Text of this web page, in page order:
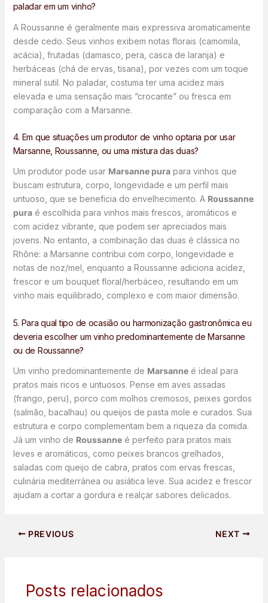
paladar em um vinho?
A Roussanne é geralmente mais expressiva aromaticamente
desde cedo. Seus vinhos exibem notas florais (camomila,
acácia), frutadas (damasco, pera, casca de laranja) e
herbáceas (chá de ervas, tisana), por vezes com um toque
mineral sutil. No paladar, costuma ter uma acidez mais
elevada e uma sensação mais “crocante” ou fresca em
comparação com a Marsanne.
4. Em que situações um produtor de vinho optaria por usar
Marsanne, Roussanne, ou uma mistura das duas?
Um produtor pode usar Marsanne purapara vinhos que
buscam estrutura, corpo, longevidade e um perfil mais
untuoso, que se beneficia do envelhecimento. A Roussanne
puraé escolhida para vinhos mais frescos, aromáticos e
com acidez vibrante, que podem ser apreciados mais
jovens. No entanto, a combinação das duas é clássica no
Rhône: a Marsanne contribui com corpo, longevidade e
notas de noz/mel, enquanto a Roussanne adiciona acidez,
frescor e um bouquet floral/herbáceo, resultando em um
vinho mais equilibrado, complexo e com maior dimensão.
5. Para qual tipo de ocasião ou harmonização gastronômica eu
deveria escolher um vinho predominantemente de Marsanne
ou de Roussanne?
Um vinho predominantemente de Marsanneé ideal para
pratos mais ricos e untuosos. Pense em aves assadas
(frango, peru), porco com molhos cremosos, peixes gordos
(salmão, bacalhau) ou queijos de pasta mole e curados. Sua
estrutura e corpo complementam bem a riqueza da comida.
Já um vinho de Roussanneé perfeito para pratos mais
leves e aromáticos, como peixes brancos grelhados,
saladas com queijo de cabra, pratos com ervas frescas,
culinária mediterrânea ou asiática leve. Sua acidez e frescor
ajudam a cortar a gordura e realçar sabores delicados.
PREVIOUS NEXT
Posts relacionados